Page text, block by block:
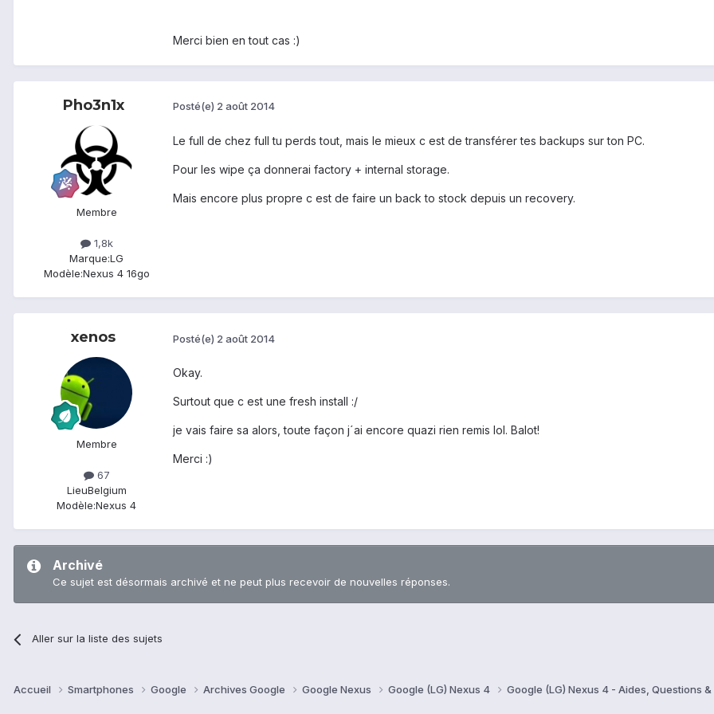
Merci bien en tout cas :)
Pho3n1x
Membre
1,8k
Marque:LG
Modèle:Nexus 4 16go
Posté(e) 2 août 2014
Le full de chez full tu perds tout, mais le mieux c est de transférer tes backups sur ton PC.
Pour les wipe ça donnerai factory + internal storage.
Mais encore plus propre c est de faire un back to stock depuis un recovery.
xenos
Membre
67
LieuBelgium
Modèle:Nexus 4
Posté(e) 2 août 2014
Okay.
Surtout que c est une fresh install :/
je vais faire sa alors, toute façon j´ai encore quazi rien remis lol. Balot!
Merci :)
Archivé
Ce sujet est désormais archivé et ne peut plus recevoir de nouvelles réponses.
Aller sur la liste des sujets
Accueil Smartphones Google Archives Google Google Nexus Google (LG) Nexus 4 Google (LG) Nexus 4 - Aides, Questions &